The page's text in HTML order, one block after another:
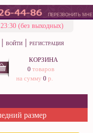
ПЕРЕЗВОНИТЬ МНЕ
(без выходных)
| ВОЙТИ | РЕГИСТРАЦИЯ
КОРЗИНА
0 товаров
на сумму 0 р.
размер